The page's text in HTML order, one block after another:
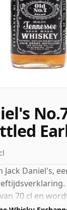
Jack Daniel's,
70 cl en